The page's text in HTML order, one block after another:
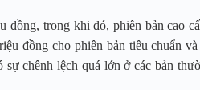
đồng, trong khi đó, phiên bản cao
đồng cho phiên bản tiêu chuẩn
chênh lệch quá lớn ở các bản